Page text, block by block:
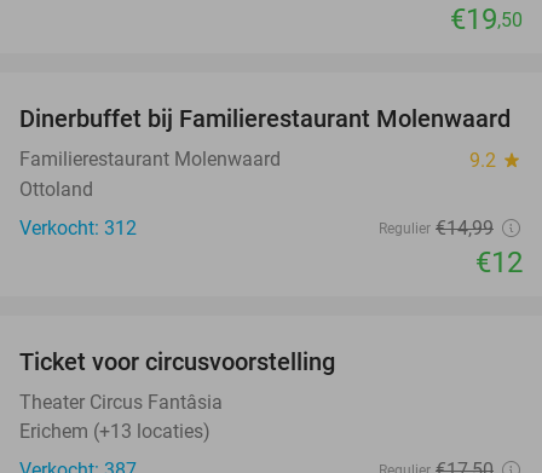
€19,50
20%
Dinerbuffet bij Familierestaurant Molenwaard
Familierestaurant Molenwaard 9.2 star
Ottoland
Verkocht: 312
Regulier €14,99
€12
Ticket voor circusvoorstelling
Theater Circus Fantâsia
Erichem (+13 locaties)